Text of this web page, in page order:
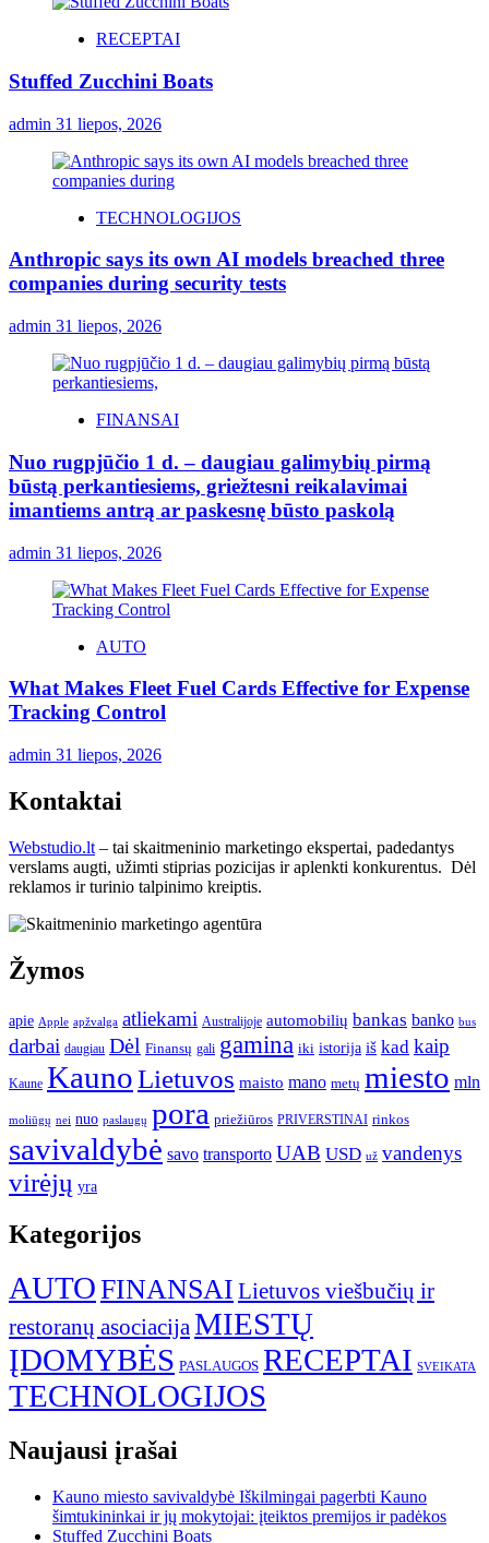
RECEPTAI
Stuffed Zucchini Boats
admin 31 liepos, 2026
TECHNOLOGIJOS
Anthropic says its own AI models breached three
companies during security tests
admin 31 liepos, 2026
FINANSAI
Nuo rugpjūčio 1 d. – daugiau galimybių pirmą
būstą perkantiesiems, griežtesni reikalavimai
imantiems antrą ar paskesnę būsto paskolą
admin 31 liepos, 2026
AUTO
What Makes Fleet Fuel Cards Effective for Expense
Tracking Control
admin 31 liepos, 2026
Kontaktai
Webstudio.lt – tai skaitmeninio marketingo ekspertai, padedantys
verslams augti, užimti stiprias pozicijas ir aplenkti konkurentus. Dėl
reklamos ir turinio talpinimo kreiptis.
Žymos
apie Apple apžvalga atliekami Australijoje automobilių bankas banko bus
darbai daugiau Dėl Finansų gali gamina iki istorija iš kad kaip
Kaune KaunoLietuvos maisto mano metų miesto mln
moliūgų nei nuo paslaugų pora priežiūros PRIVERSTINAI rinkos
savivaldybė savo transporto UAB USD už vandenys
virėjų yra
Kategorijos
AUTOFINANSAI Lietuvos viešbučių ir
restoranų asociacijaMIESTŲ
ĮDOMYBĖS PASLAUGOS RECEPTAI SVEIKATA
TECHNOLOGIJOS
Naujausi įrašai
Kauno miesto savivaldybė Iškilmingai pagerbti Kauno
šimtukininkai ir jų mokytojai: įteiktos premijos ir padėkos
Stuffed Zucchini Boats